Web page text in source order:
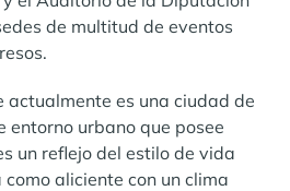
de multitud de eventos
actualmente es una ciudad de
entorno urbano que posee
un reflejo del estilo de vida
aliciente con un clima